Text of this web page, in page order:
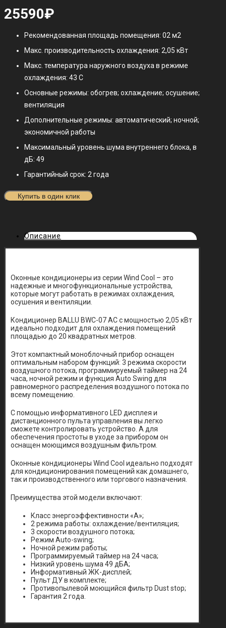
25590₽
Рекомендованная площадь помещения: 02 м2
Макс. производительность охлаждения: 2,05 кВт
Макс. температура наружного воздуха в режиме
охлаждения: 43 С
Основные режимы: обогрев; охлаждение; осушение;
вентиляция
Дополнительные режимы: автоматический; ночной;
экономичной работы
Максимальный уровень шума внутреннего блока, в
дБ: 49
Гарантийный срок: 2 года
Купить в один клик
Описание
Оконные кондиционеры из серии Wind Cool – это
надежные и многофункциональные устройства,
которые могут работать в режимах охлаждения,
осушения и вентиляции.
Кондиционер BALLU BWC-07 AC с мощностью 2,05 кВт
идеально подходит для охлаждения помещений
площадью до 20 квадратных метров.
Этот компактный моноблочный прибор оснащен
оптимальным набором функций: 3 режима скорости
воздушного потока, программируемый таймер на 24
часа, ночной режим и функция Auto Swing для
равномерного распределения воздушного потока по
всему помещению.
С помощью информативного LED дисплея и
дистанционного пульта управления вы легко
сможете контролировать устройство. А для
обеспечения простоты в уходе за прибором он
оснащен моющимся воздушным фильтром.
Оконные кондиционеры Wind Cool идеально подходят
для кондиционирования помещений как домашнего,
так и производственного или торгового назначения.
Преимущества этой модели включают:
Класс энергоэффективности «А»;
2 режима работы: охлаждение/вентиляция;
3 скорости воздушного потока;
Режим Auto-swing;
Ночной режим работы;
Программируемый таймер на 24 часа;
Низкий уровень шума 49 дБА;
Информативный ЖК-дисплей;
Пульт ДУ в комплекте;
Противопылевой моющийся фильтр Dust stop;
Гарантия 2 года.